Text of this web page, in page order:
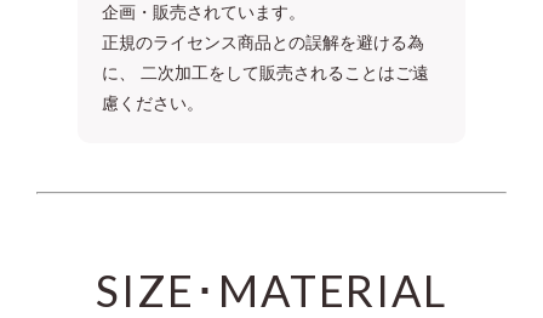
企画・販売されています。
正規のライセンス商品との誤解を避ける為
に、 二次加工をして販売されることはご遠
慮ください。
SIZE･MATERIAL